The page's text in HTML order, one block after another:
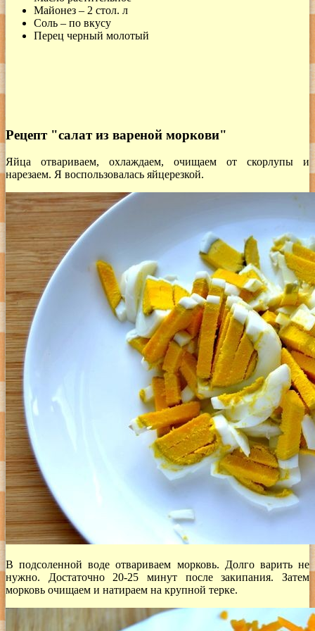
Майонез – 2 стол. л
Соль – по вкусу
Перец черный молотый
Рецепт "салат из вареной моркови"
Яйца отвариваем, охлаждаем, очищаем от скорлупы и
нарезаем. Я воспользовалась яйцерезкой.
В подсоленной воде отвариваем морковь. Долго варить не
нужно. Достаточно 20-25 минут после закипания. Затем
морковь очищаем и натираем на крупной терке.